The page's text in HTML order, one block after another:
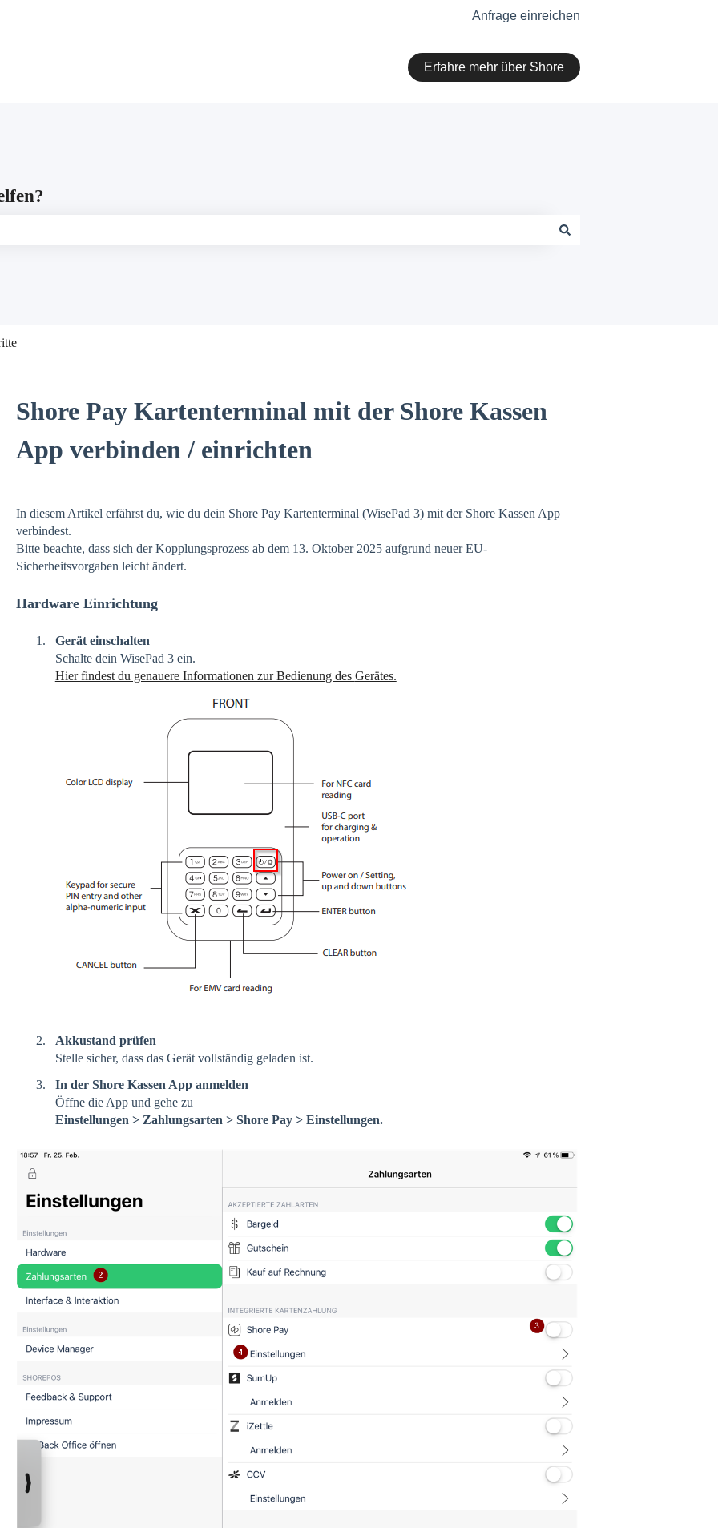
anzeigen Anfrage einreichen
Erfahre mehr über Shore
Shore Pay Kartenterminal mit der Shore Kassen
App verbinden / einrichten
In diesem Artikel erfährst du, wie du dein Shore Pay Kartenterminal (WisePad 3) mit der Shore Kassen App
verbindest.
Bitte beachte, dass sich der Kopplungsprozess ab dem 13. Oktober 2025 aufgrund neuer EU-
Sicherheitsvorgaben leicht ändert.
Hardware Einrichtung
Gerät einschalten
Schalte dein WisePad 3 ein.
Hier findest du genauere Informationen zur Bedienung des Gerätes.
Akkustand prüfen
Stelle sicher, dass das Gerät vollständig geladen ist.
In der Shore Kassen App anmelden
Öffne die App und gehe zu
Einstellungen > Zahlungsarten > Shore Pay > Einstellungen.